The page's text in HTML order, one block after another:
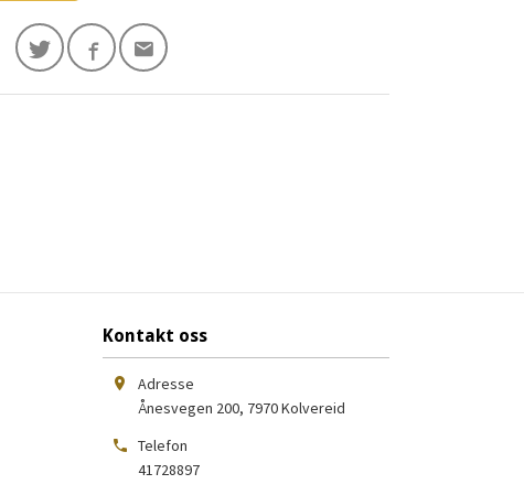
Kontakt oss
Adresse
Ånesvegen 200, 7970Kolvereid
Telefon
41728897